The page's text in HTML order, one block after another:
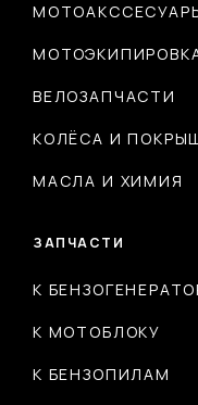
ВЕЛОЗАПЧАСТИ
КОЛЁСА И
МАСЛА И ХИМИЯ
ЗАПЧАСТИ
К
К МОТОБЛОКУ
К БЕНЗОПИЛАМ